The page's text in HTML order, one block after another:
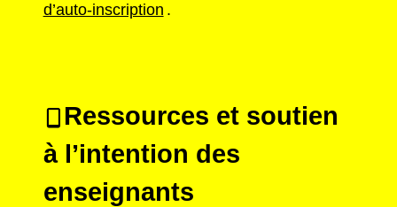
d’auto-inscription .
Ressources et soutien
à l’intention des
enseignants